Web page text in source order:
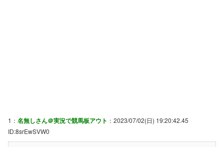
1： 名無しさん＠実況で競馬板アウト ：2023/07/02(日) 19:20:42.45
ID:8srEwSVW0